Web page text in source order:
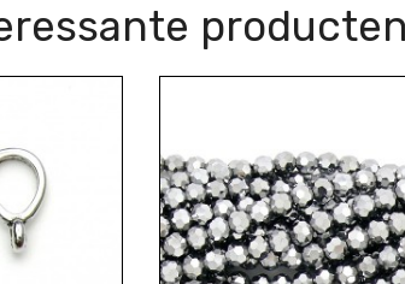
producten